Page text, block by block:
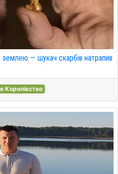
землею — шукач скарбів натрапив
Королівство